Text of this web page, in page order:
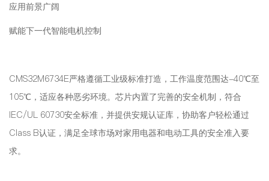
应用前景广阔
赋能下一代智能电机控制
CMS32M6734E严格遵循工业级标准打造，工作温度范围达-40℃至
105℃，适应各种恶劣环境。芯片内置了完善的安全机制，符合
IEC/UL 60730安全标准，并提供安规认证库，协助客户轻松通过
Class B认证，满足全球市场对家用电器和电动工具的安全准入要
求。